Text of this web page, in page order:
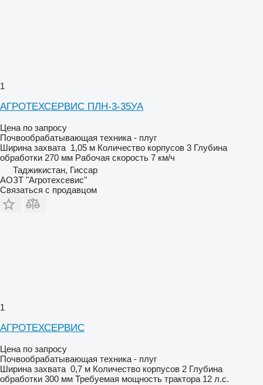
1
АГРОТЕХСЕРВИС ПЛН-3-35УА
Цена по запросу
Почвообрабатывающая техника - плуг
Ширина захвата 1,05 м Количество корпусов 3 Глубина
обработки 270 мм Рабочая скорость 7 км/ч
Таджикистан, Гиссар
АОЗТ "Агротехсевис"
Связаться с продавцом
1
АГРОТЕХСЕРВИС
Цена по запросу
Почвообрабатывающая техника - плуг
Ширина захвата 0,7 м Количество корпусов 2 Глубина
обработки 300 мм Требуемая мощность трактора 12 л.с.